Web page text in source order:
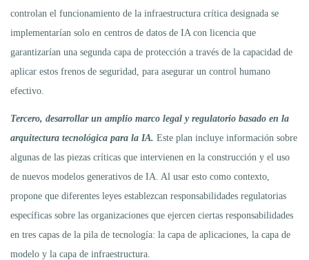
controlan el funcionamiento de la infraestructura crítica designada se
implementarían solo en centros de datos de IA con licencia que
garantizarían una segunda capa de protección a través de la capacidad de
aplicar estos frenos de seguridad, para asegurar un control humano
efectivo.
Tercero, desarrollar un amplio marco legal y regulatorio basado en la
arquitectura tecnológica para la IA. Este plan incluye información sobre
algunas de las piezas críticas que intervienen en la construcción y el uso
de nuevos modelos generativos de IA. Al usar esto como contexto,
propone que diferentes leyes establezcan responsabilidades regulatorias
específicas sobre las organizaciones que ejercen ciertas responsabilidades
en tres capas de la pila de tecnología: la capa de aplicaciones, la capa de
modelo y la capa de infraestructura.